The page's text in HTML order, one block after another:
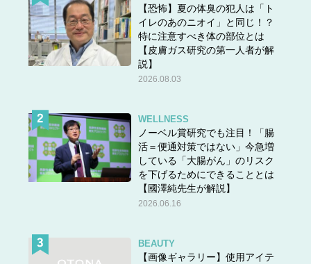
【恐怖】夏の体臭の犯人は「ト
イレのあのニオイ」と同じ！？
特に注意すべき体の部位とは
【皮膚ガス研究の第一人者が解
説】
2026.08.03
WELLNESS
ノーベル賞研究でも注目！「腸
活＝便通対策ではない」今急増
している「大腸がん」のリスク
を下げるためにできることとは
【國澤純先生が解説】
2026.06.16
BEAUTY
【画像ギャラリー】使用アイテ